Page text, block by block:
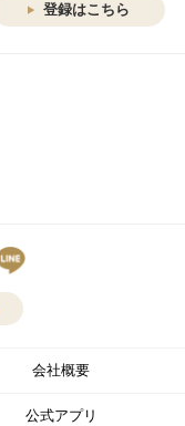
登録はこちら
会社概要
公式アプリ